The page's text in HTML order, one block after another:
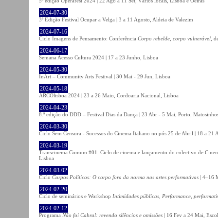
2024-07-30
3ª Edição Festival Ocupar a Velga | 3 a 11 Agosto, Aldeia de Valezim
2024-07-16
Ciclo Imagens de Pensamento: Conferência Corpo rebelde, corpo vulnerável ,
2024-06-17
Semana Acesso Cultura 2024 | 17 a 23 Junho, Lisboa
2024-05-30
InArt – Community Arts Festival | 30 Mai - 29 Jun, Lisboa
2024-05-18
ARCOlisboa 2024 | 23 a 26 Maio, Cordoaria Nacional, Lisboa
2024-04-23
8.ª edição do DDD – Festival Dias da Dança | 23 Abr - 5 Mai, Porto,
2024-03-30
Ciclo Sem Censura - Sucessos do Cinema Italiano no pós 25 de Abril | 18 a
2024-03-19
Transcinema Comum #01. Ciclo de cinema e lançamento do colectivo de
Lisboa
2024-03-02
Ciclo Corpos Políticos: O corpo fora da norma nas artes performativas | 4–16
2024-02-20
Ciclo de seminários e Workshop Intimidades públicas, Performance,
2024-02-12
Programa Não foi Cabral: revendo silêncios e omissões | 16 Fev a 24 Mai,